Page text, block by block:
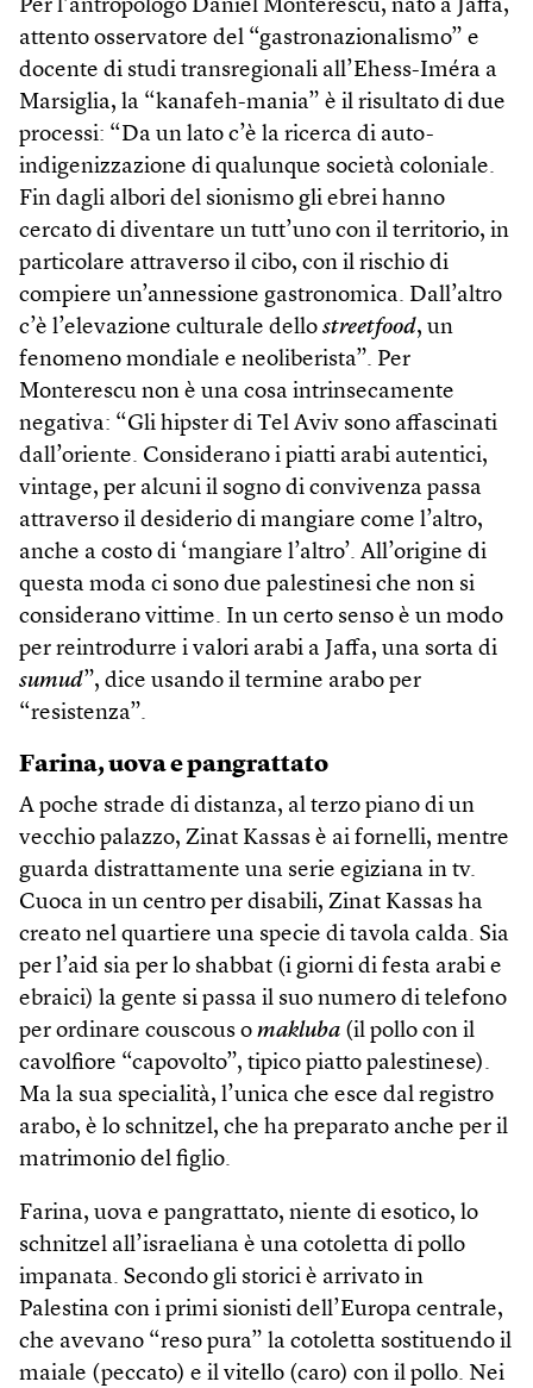
Per l’antropologo Daniel Monterescu, nato a Jaffa,
attento osservatore del “gastronazionalismo” e
docente di studi trans­regionali all’Ehess-Iméra a
Marsiglia, la “kanafeh-mania” è il risultato di due
processi: “Da un lato c’è la ricerca di auto-
indigenizzazione di qualunque società coloniale.
Fin dagli albori del sionismo gli ebrei hanno
cercato di diventare un tutt’uno con il territorio, in
particolare attraverso il cibo, con il rischio di
compiere un’annessione gastronomica. Dall’altro
c’è l’elevazione culturale dello streetfood, un
fenomeno mondiale e neoliberista”. Per
Monterescu non è una cosa intrinsecamente
negativa: “Gli hipster di Tel Aviv sono affascinati
dall’oriente. Considerano i piatti arabi autentici,
vintage, per alcuni il sogno di convivenza passa
attraverso il desiderio di mangiare come l’altro,
anche a costo di ‘mangiare l’altro’. All’origine di
questa moda ci sono due palestinesi che non si
considerano vittime. In un certo senso è un modo
per reintrodurre i valori arabi a Jaffa, una sorta di
sumud”, dice usando il termine arabo per
“resistenza”.
Farina, uova e pangrattato
A poche strade di distanza, al terzo piano di un
vecchio palazzo, Zinat Kassas è ai fornelli, mentre
guarda distrattamente una serie egiziana in tv.
Cuoca in un centro per disabili, Zinat Kassas ha
creato nel quartiere una specie di tavola calda. Sia
per l’aid sia per lo shabbat (i giorni di festa arabi e
ebraici) la gente si passa il suo numero di telefono
per ordinare couscous o makluba (il pollo con il
cavolfiore “capovolto”, tipico piatto palestinese).
Ma la sua specialità, l’unica che esce dal registro
arabo, è lo schnitzel, che ha preparato anche per il
matrimonio del figlio.
Farina, uova e pangrattato, niente di esotico, lo
schnitzel all’israeliana è una cotoletta di pollo
impanata. Secondo gli storici è arrivato in
Palestina con i primi sionisti dell’Europa centrale,
che avevano “reso pura” la cotoletta sostituendo il
maiale (peccato) e il vitello (caro) con il pollo. Nei